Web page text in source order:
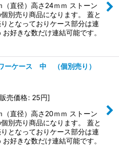
直径）高さ24ｍｍ ストーン
別売り商品になります。 蓋と
となっておりケース部分は連
好きな数だけ連結可能です。
ーケース 中 （個別売り）
売価格: 25円]
直径）高さ20ｍｍ ストーン
別売り商品になります。 蓋と
となっておりケース部分は連
好きな数だけ連結可能です。